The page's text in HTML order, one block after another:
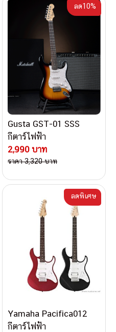
Gusta GST-01 SSS
กีตาร์ไฟฟ้า
2,990 บาท
ลด10%
ราคา 3,320 บาท
Yamaha Pacifica012
กีตาร์ไฟฟ้า
ลดพิเศษ